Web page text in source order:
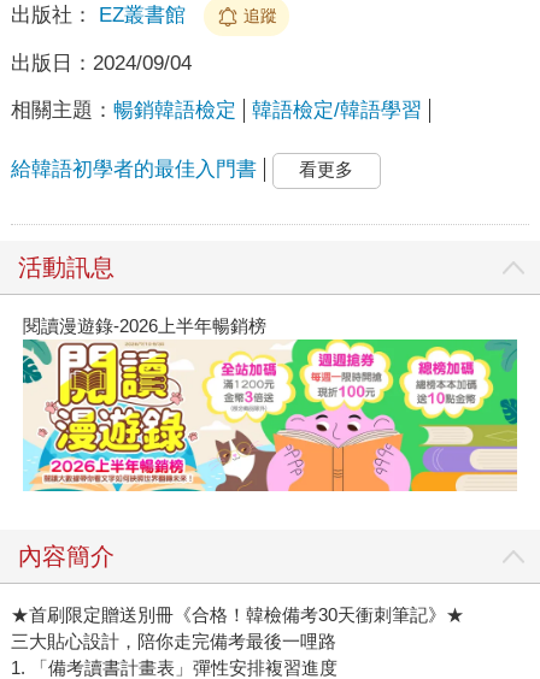
出版社： EZ叢書館 追蹤
出版日： 2024/09/04
相關主題： 暢銷韓語檢定 韓語檢定/韓語學習
給韓語初學者的最佳入門書 看更多
活動訊息
閱讀漫遊錄-2026上半年暢銷榜
內容簡介
★首刷限定贈送別冊《合格！韓檢備考30天衝刺筆記》★
三大貼心設計，陪你走完備考最後一哩路
1. 「備考讀書計畫表」彈性安排複習進度